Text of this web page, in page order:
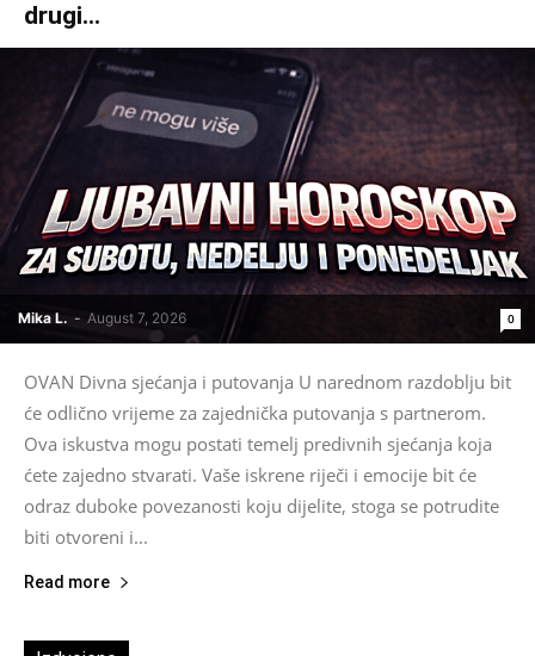
drugi...
Mika L. - August 7, 2026 0
OVAN Divna sjećanja i putovanja U narednom razdoblju bit
će odlično vrijeme za zajednička putovanja s partnerom.
Ova iskustva mogu postati temelj predivnih sjećanja koja
ćete zajedno stvarati. Vaše iskrene riječi i emocije bit će
odraz duboke povezanosti koju dijelite, stoga se potrudite
biti otvoreni i...
Read more